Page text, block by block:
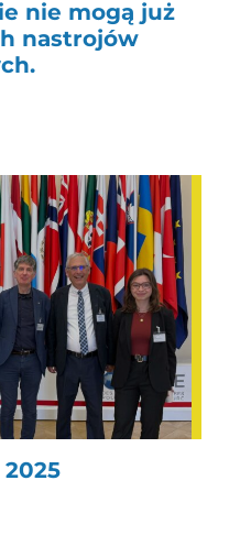
nie mogą już
nastrojów